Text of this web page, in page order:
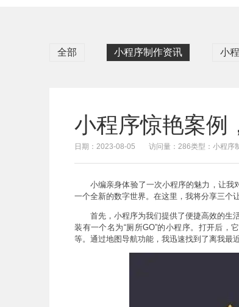
全部 小程序制作资讯 小
小程序惊艳案例
日期：2023-08-05 访问量：286类型：小程序
小编亲身体验了一次小程序的魅力，让我
一个全新的数字世界。在这里，我将分享三个
首先，小程序为我们提供了便捷高效的生
装有一个名为“厕所GO”的小程序。打开后
等。通过地图导航功能，我迅速找到了离我最